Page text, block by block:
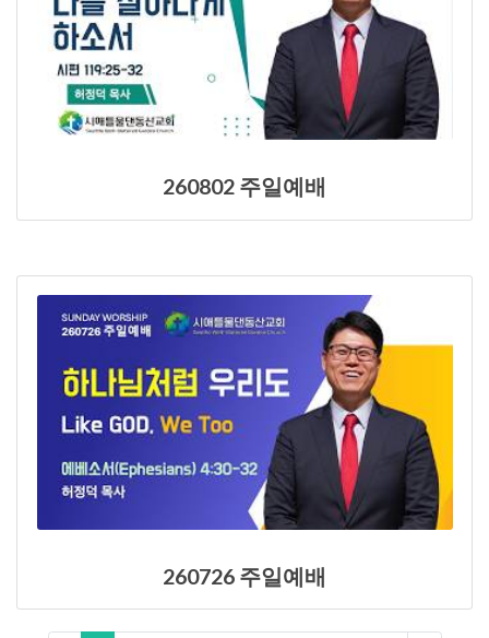
260802 주일예배
260726 주일예배